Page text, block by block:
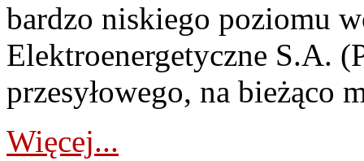
bardzo niskiego poziomu
Elektroenergetyczne S.A.
przesyłowego, na bieżąco
Więcej...